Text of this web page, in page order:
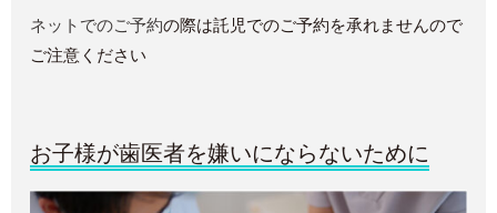
ネットでのご予約の際は託児でのご予約を承れませんので
ご注意ください
お子様が歯医者を嫌いにならないために